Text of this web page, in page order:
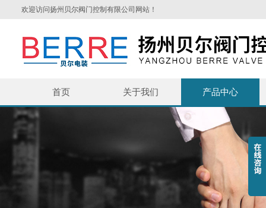
欢迎访问扬州贝尔阀门控制有限公司网站！
首页 关于我们 产品中心